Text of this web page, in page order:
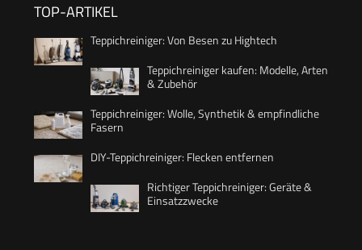
TOP-ARTIKEL
Teppichreiniger: Von Besen zu Hightech
Teppichreiniger kaufen: Modelle, Arten
& Zubehör
Teppichreiniger: Wolle, Synthetik & empfindliche
Fasern
DIY-Teppichreiniger: Flecken entfernen
Richtiger Teppichreiniger: Geräte &
Einsatzzwecke